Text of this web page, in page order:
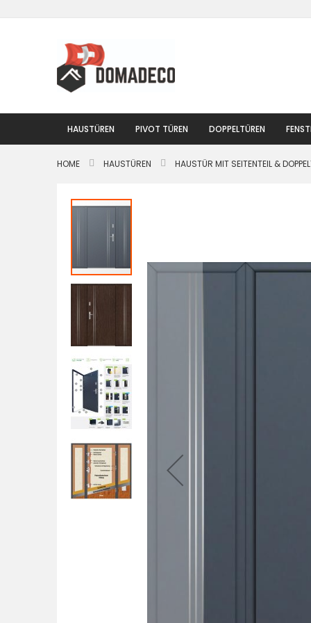
Inhalt
HAUSTÜREN PIVOT TÜREN DOPPELTÜREN
HOME HAUSTÜREN HAUSTÜR MIT SEITENTEIL &
Zum
Bildgalerie